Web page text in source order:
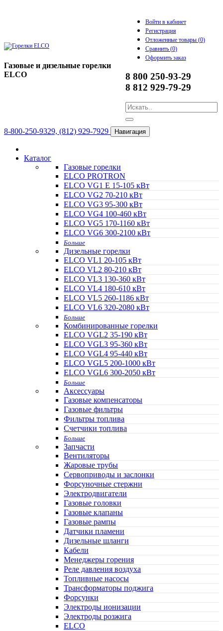
Газовые и дизельные горелки
ELCO
Войти в кабинет
Регистрация
Отложенные товары (0)
Сравнить (0)
Оформить заказ
8 800 250-93-29
8 812 929-79-29
8-800-250-9329, (812) 929-7929 Навигация
Каталог
Газовые горелки
ELCO PROTRON
ELCO VG1 E 15-105 кВт
ELCO VG2 70-210 кВт
ELCO VG3 95-300 кВт
ELCO VG4 100-460 кВт
ELCO VG5 170-1160 кВт
ELCO VG6 300-2100 кВт
Больше
Дизельные горелки
ELCO VL1 20-105 кВт
ELCO VL2 80-210 кВт
ELCO VL3 130-360 кВт
ELCO VL4 180-610 кВт
ELCO VL5 260-1186 кВт
ELCO VL6 320-2080 кВт
Больше
Комбинированные горелки
ELCO VGL2 35-190 кВт
ELCO VGL3 95-360 кВт
ELCO VGL4 95-440 кВт
ELCO VGL5 200-1000 кВт
ELCO VGL6 300-2050 кВт
Больше
Аксессуары
Газовые компенсаторы
Газовые фильтры
Фильтры топлива
Счетчики топлива
Больше
Запчасти
Вентиляторы
Жаровые трубы
Сервоприводы и заслонки
Форсуночные стержни
Электродвигатели
Газовые головки
Газовые клапаны
Газовые рампы
Датчики пламени
Дизельные шланги
Кабели
Менеджеры горения
Реле давления воздуха
Топливные насосы
Трансформаторы поджига
Форсунки
Электроды ионизации
Электроды розжига
ELCO